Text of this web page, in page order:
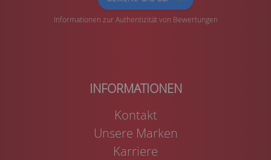
Informationen zur Authentizität von Bewertungen
Kontakt
Unsere Marken
Karriere